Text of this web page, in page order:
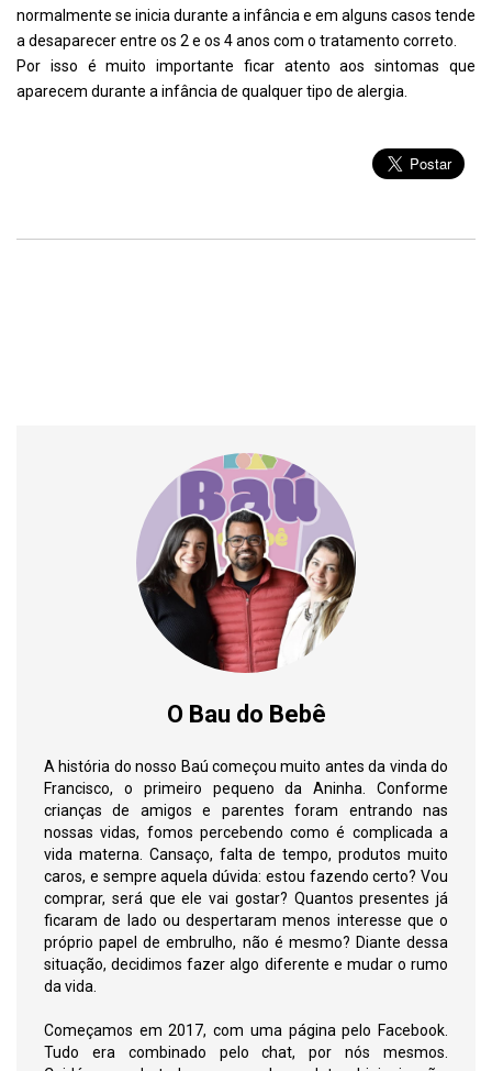
normalmente se inicia durante a infância e em alguns casos tende
a desaparecer entre os 2 e os 4 anos com o tratamento correto.
Por isso é muito importante ficar atento aos sintomas que
aparecem durante a infância de qualquer tipo de alergia.
O Bau do Bebê
A história do nosso Baú começou muito antes da vinda do
Francisco, o primeiro pequeno da Aninha. Conforme
crianças de amigos e parentes foram entrando nas
nossas vidas, fomos percebendo como é complicada a
vida materna. Cansaço, falta de tempo, produtos muito
caros, e sempre aquela dúvida: estou fazendo certo? Vou
comprar, será que ele vai gostar? Quantos presentes já
ficaram de lado ou despertaram menos interesse que o
próprio papel de embrulho, não é mesmo? Diante dessa
situação, decidimos fazer algo diferente e mudar o rumo
da vida.
Começamos em 2017, com uma página pelo Facebook.
Tudo era combinado pelo chat, por nós mesmos.